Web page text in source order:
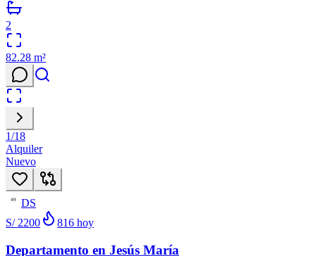
2
82.28 m²
1/18
Alquiler
Nuevo
49
DS
S/ 2200
816 hoy
Departamento en Jesús María